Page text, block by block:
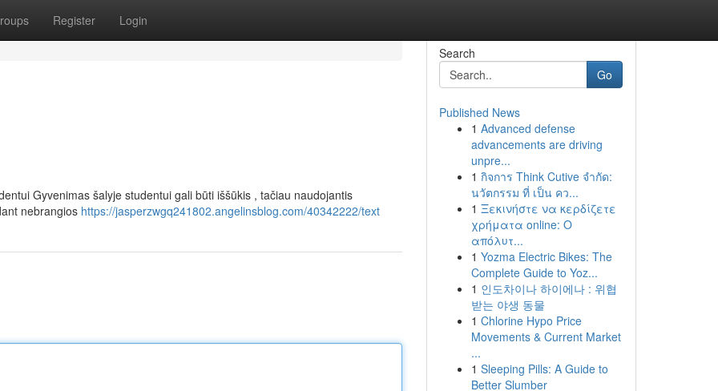
Register Login
Gyvenimas šalyje studentui gali būti iššūkis , tačiau naudojantis
nebrangios https://jasperzwgq241802.angelinsblog.com/40342222/text
Search
Go
Published News
1 Advanced defense
advancements are driving
unpre...
1 กิจการ Think Cutive จำกัด:
นวัตกรรม ที่ เป็น คว...
1 Ξεκινήστε να κερδίζετε
χρήματα online: Ο
απόλυτ...
1 Yozma Electric Bikes: The
Complete Guide to Yoz...
1 인도차이나 하이에나 : 위협
받는 야생 동물
1 Chlorine Hypo Price
Movements & Current Market
...
1 Sleeping Pills: A Guide to
Better Slumber